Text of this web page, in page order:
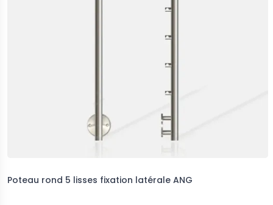
Poteau rond 5 lisses fixation latérale ANG